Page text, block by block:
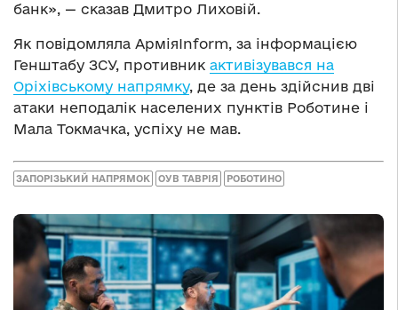
банк», — сказав Дмитро Лиховій.
Як повідомляла АрміяInform, за інформацією
Генштабу ЗСУ, противник активізувався на
Оріхівському напрямку, де за день здійснив дві
атаки неподалік населених пунктів Роботине і
Мала Токмачка, успіху не мав.
ЗАПОРІЗЬКИЙ НАПРЯМОК ОУВ ТАВРІЯ РОБОТИНО